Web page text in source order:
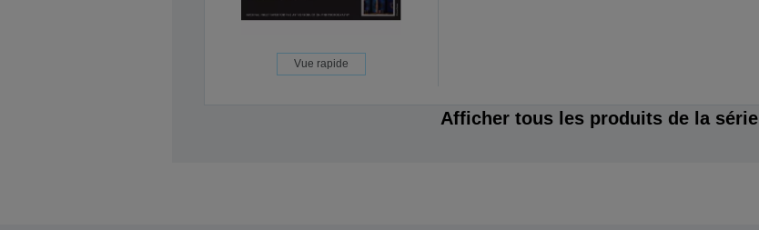
Vue rapide
Afficher tous les produits de la série